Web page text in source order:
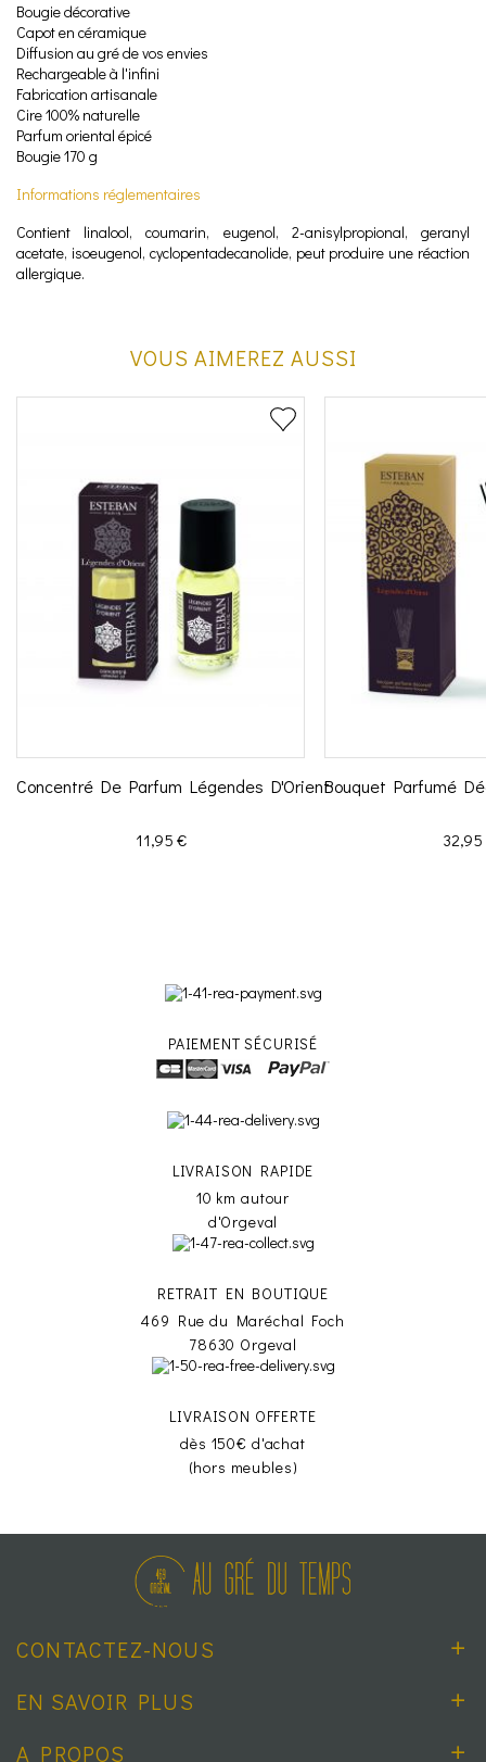
Bougie décorative
Capot en céramique
Diffusion au gré de vos envies
Rechargeable à l'infini
Fabrication artisanale
Cire 100% naturelle
Parfum oriental épicé
Bougie 170 g
Informations réglementaires
Contient linalool, coumarin, eugenol, 2-anisylpropional, geranyl
acetate, isoeugenol, cyclopentadecanolide, peut produire une réaction
allergique.
VOUS AIMEREZ AUSSI
Concentré De Parfum Légendes D'Orient
Prix
11,95 €
Bouquet Parfumé
Prix
PAIEMENT SÉCURISÉ
LIVRAISON RAPIDE
10 km autour
d'Orgeval
RETRAIT EN BOUTIQUE
469 Rue du Maréchal Foch
78630 Orgeval
LIVRAISON OFFERTE
dès 150€ d'achat
(hors meubles)
CONTACTEZ-NOUS
EN SAVOIR PLUS
A PROPOS